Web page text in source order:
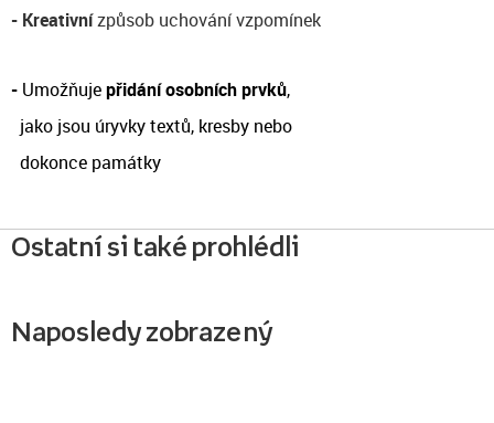
- Kreativnízpůsob uchování vzpomínek
- Umožňujepřidání osobních prvků,
jako jsou úryvky textů, kresby nebo
dokonce památky
Ostatní si také prohlédli
Naposledy zobrazený